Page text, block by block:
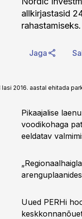
allkirjastasid
rahastamiseks.
Jaga
2016. aastal ehitada
Pikaajalise
voodikohaga
eeldatav
Uued PERHi